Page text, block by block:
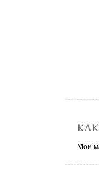
Мои